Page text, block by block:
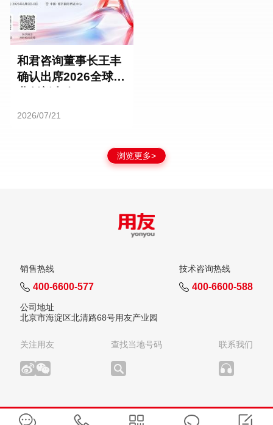
和君咨询董事长王丰
确认出席2026全球商
2026/07/21
浏览更多>
销售热线
400-6600-577
技术咨询热线
400-6600-588
公司地址
北京市海淀区北清路68号用友产业园
关注用友 查找当地号码 联系我们
版权所有：用友网络科技股份有限公司